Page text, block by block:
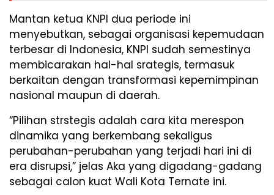
Mantan ketua KNPI dua periode ini
menyebutkan, sebagai organisasi kepemudaan
terbesar di Indonesia, KNPI sudah semestinya
membicarakan hal-hal srategis, termasuk
berkaitan dengan transformasi kepemimpinan
nasional maupun di daerah.
“Pilihan strstegis adalah cara kita merespon
dinamika yang berkembang sekaligus
perubahan-perubahan yang terjadi hari ini di
era disrupsi,” jelas Aka yang digadang-gadang
sebagai calon kuat Wali Kota Ternate ini.